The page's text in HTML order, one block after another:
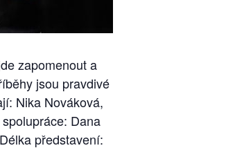
zapomenout a
jsou pravdivé
Nika Nováková,
Dana
představení: